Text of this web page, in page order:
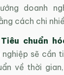
doanh
cách chi
Tiêu chuẩn
nghiệp sẽ cần
về thời